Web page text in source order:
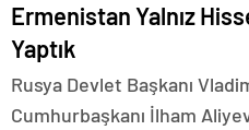
Ermenistan Yalnız
Yaptık
Rusya Devlet Başkanı
Cumhurbaşkanı İlham